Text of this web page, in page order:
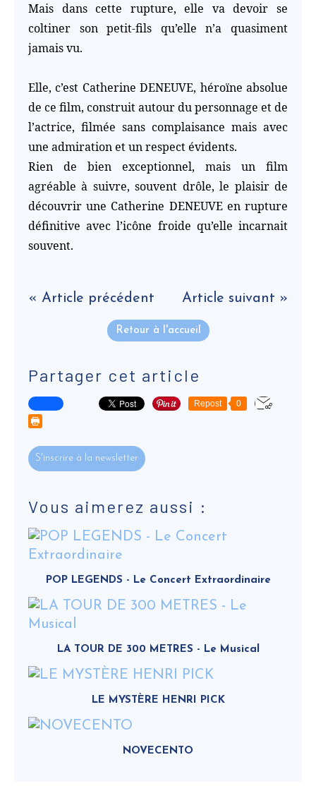
Mais dans cette rupture, elle va devoir se
coltiner son petit-fils qu’elle n’a quasiment
jamais vu.
Elle, c’est Catherine DENEUVE, héroïne absolue
de ce film, construit autour du personnage et de
l’actrice, filmée sans complaisance mais avec
une admiration et un respect évidents.
Rien de bien exceptionnel, mais un film
agréable à suivre, souvent drôle, le plaisir de
découvrir une Catherine DENEUVE en rupture
définitive avec l’icône froide qu’elle incarnait
souvent.
« Article précédent Article suivant »
Retour à l'accueil
Partager cet article
Repost 0
S'inscrire à la newsletter
Vous aimerez aussi :
POP LEGENDS - Le Concert Extraordinaire
LA TOUR DE 300 METRES - Le Musical
LE MYSTÈRE HENRI PICK
NOVECENTO